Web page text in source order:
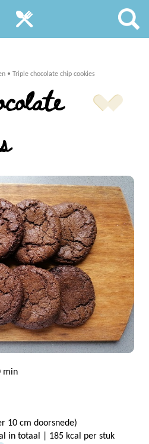
• Triple chocolate chip cookies
min
10 cm doorsnede)
in totaal | 185 kcal per stuk